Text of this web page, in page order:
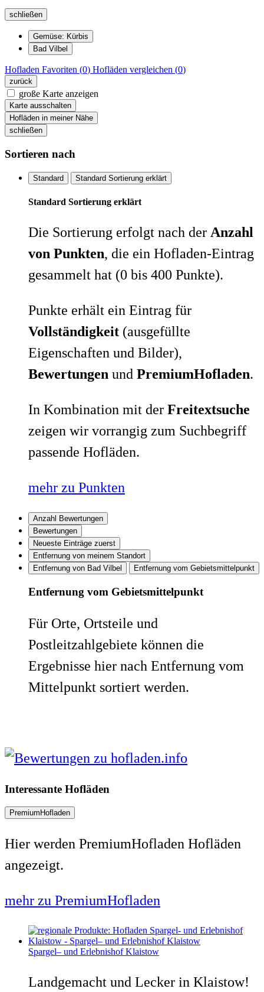
schließen
Gemüse: Kürbis
Bad Vilbel
Hofladen Favoriten (0) Hofläden vergleichen (0)
zurück
große Karte anzeigen
Karte ausschalten
Hofläden in meiner Nähe
schließen
Sortieren nach
Standard Standard Sortierung erklärt
Standard Sortierung erklärt
Die Sortierung erfolgt nach der Anzahl
von Punkten, die ein Hofladen-Eintrag
gesammelt hat (0 bis 400 Punkte).
Punkte erhält ein Eintrag für
Vollständigkeit (ausgefüllte
Eigenschaften und Bilder),
Bewertungen und PremiumHofladen.
In Kombination mit der Freitextsuche
zeigen wir vorrangig zum Suchbegriff
passende Hofläden.
mehr zu Punkten
Anzahl Bewertungen
Bewertungen
Neueste Einträge zuerst
Entfernung von meinem Standort
Entfernung von Bad Vilbel
Entfernung vom Gebietsmittelpunkt
Entfernung vom Gebietsmittelpunkt
Für Orte, Ortsteile und
Postleitzahlgebiete können die
Ergebnisse hier nach Entfernung vom
Mittelpunkt sortiert werden.
Interessante Hofläden
PremiumHofladen
Hier werden PremiumHofladen Hofläden
angezeigt.
mehr zu PremiumHofladen
Spargel– und Erlebnishof Klaistow
Landgemacht und Lecker in Klaistow!